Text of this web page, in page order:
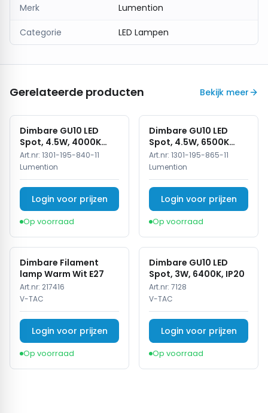
Merk Lumention
Categorie LED Lampen
Gerelateerde producten Bekijk meer
Dimbare GU10 LED
Spot, 4.5W, 4000K
Neutraal Wit, IP20
Art.nr: 1301-195-840-11
Lumention
Login voor prijzen
Op voorraad
Dimbare GU10 LED
Spot, 4.5W, 6500K
Koud Wit, IP20
Art.nr: 1301-195-865-11
Lumention
Login voor prijzen
Op voorraad
Dimbare Filament
lamp Warm Wit E27
Art.nr: 217416
V-TAC
Login voor prijzen
Op voorraad
Dimbare GU10 LED
Spot, 3W, 6400K, IP20
Art.nr: 7128
V-TAC
Login voor prijzen
Op voorraad